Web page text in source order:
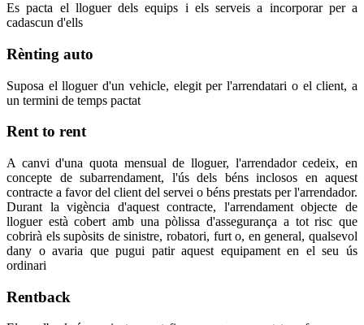
Es pacta el lloguer dels equips i els serveis a incorporar per a
cadascun d'ells
Rènting auto
Suposa el lloguer d'un vehicle, elegit per l'arrendatari o el client, a
un termini de temps pactat
Rent to rent
A canvi d'una quota mensual de lloguer, l'arrendador cedeix, en
concepte de subarrendament, l'ús dels béns inclosos en aquest
contracte a favor del client del servei o béns prestats per l'arrendador.
Durant la vigència d'aquest contracte, l'arrendament objecte de
lloguer està cobert amb una pòlissa d'assegurança a tot risc que
cobrirà els supòsits de sinistre, robatori, furt o, en general, qualsevol
dany o avaria que pugui patir aquest equipament en el seu ús
ordinari
Rentback